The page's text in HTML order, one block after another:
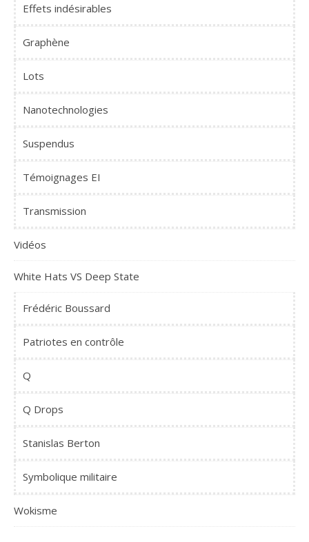
Effets indésirables
Graphène
Lots
Nanotechnologies
Suspendus
Témoignages EI
Transmission
Vidéos
White Hats VS Deep State
Frédéric Boussard
Patriotes en contrôle
Q
Q Drops
Stanislas Berton
Symbolique militaire
Wokisme